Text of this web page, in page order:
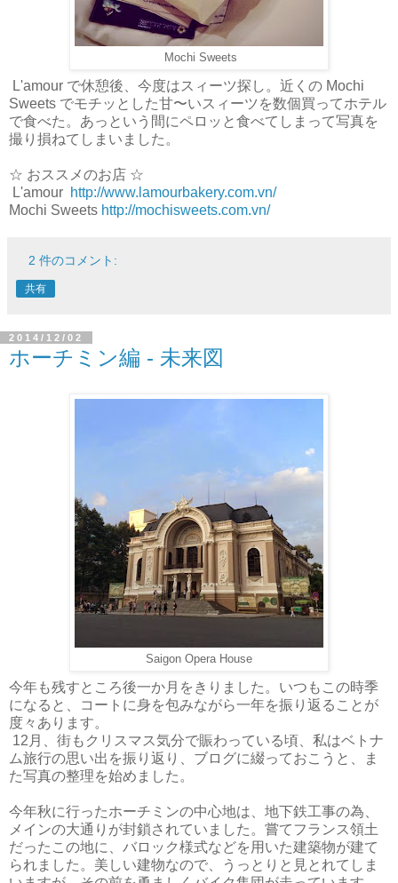
Mochi Sweets
L'amour で休憩後、今度はスィーツ探し。近くの Mochi
Sweets でモチッとした甘〜いスィーツを数個買ってホテル
で食べた。あっという間にペロッと食べてしまって写真を
撮り損ねてしまいました。
☆ おススメのお店 ☆
L'amour http://www.lamourbakery.com.vn/
Mochi Sweets http://mochisweets.com.vn/
2 件のコメント:
共有
2014/12/02
ホーチミン編 - 未来図
Saigon Opera House
今年も残すところ後一か月をきりました。いつもこの時季
になると、コートに身を包みながら一年を振り返ることが
度々あります。
12月、街もクリスマス気分で賑わっている頃、私はベトナ
ム旅行の思い出を振り返り、ブログに綴っておこうと、ま
た写真の整理を始めました。
今年秋に行ったホーチミンの中心地は、地下鉄工事の為、
メインの大通りが封鎖されていました。嘗てフランス領土
だったこの地に、バロック様式などを用いた建築物が建て
られました。美しい建物なので、うっとりと見とれてしま